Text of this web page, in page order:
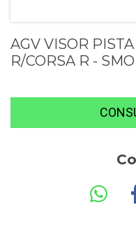
AGV VISOR
R/CORSA R -